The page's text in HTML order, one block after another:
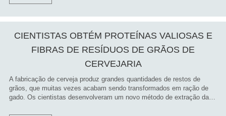
CIENTISTAS OBTÉM PROTEÍNAS VALIOSAS E
FIBRAS DE RESÍDUOS DE GRÃOS DE
CERVEJARIA
A fabricação de cerveja produz grandes quantidades de restos de
grãos, que muitas vezes acabam sendo transformados em ração de
gado. Os cientistas desenvolveram um novo método de extração da…